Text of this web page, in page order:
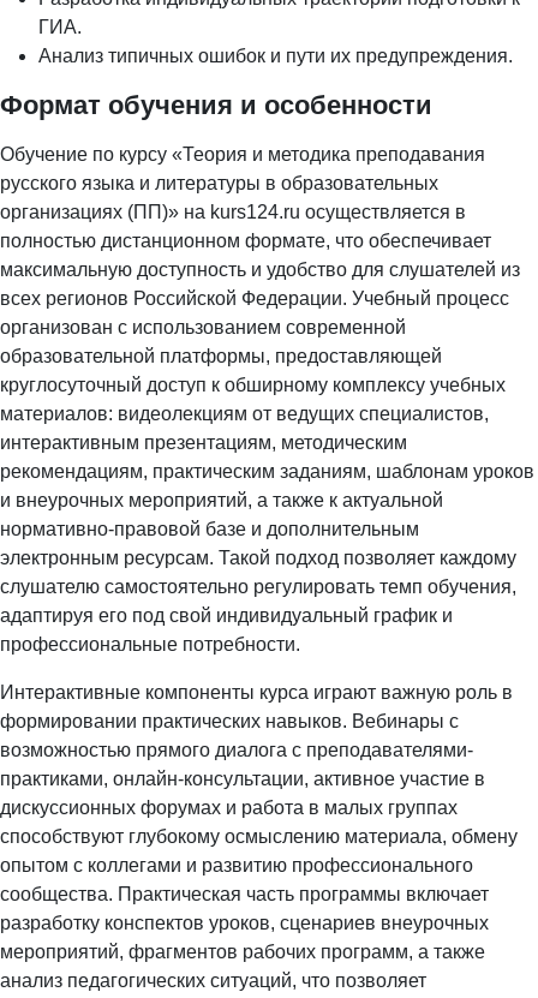
ГИА.
Анализ типичных ошибок и пути их предупреждения.
Формат обучения и особенности
Обучение по курсу «Теория и методика преподавания
русского языка и литературы в образовательных
организациях (ПП)» на kurs124.ru осуществляется в
полностью дистанционном формате, что обеспечивает
максимальную доступность и удобство для слушателей из
всех регионов Российской Федерации. Учебный процесс
организован с использованием современной
образовательной платформы, предоставляющей
круглосуточный доступ к обширному комплексу учебных
материалов: видеолекциям от ведущих специалистов,
интерактивным презентациям, методическим
рекомендациям, практическим заданиям, шаблонам уроков
и внеурочных мероприятий, а также к актуальной
нормативно-правовой базе и дополнительным
электронным ресурсам. Такой подход позволяет каждому
слушателю самостоятельно регулировать темп обучения,
адаптируя его под свой индивидуальный график и
профессиональные потребности.
Интерактивные компоненты курса играют важную роль в
формировании практических навыков. Вебинары с
возможностью прямого диалога с преподавателями-
практиками, онлайн-консультации, активное участие в
дискуссионных форумах и работа в малых группах
способствуют глубокому осмыслению материала, обмену
опытом с коллегами и развитию профессионального
сообщества. Практическая часть программы включает
разработку конспектов уроков, сценариев внеурочных
мероприятий, фрагментов рабочих программ, а также
анализ педагогических ситуаций, что позволяет